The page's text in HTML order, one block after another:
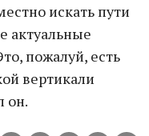
искать пути
актуальные
пожалуй, есть
вертикали
он.